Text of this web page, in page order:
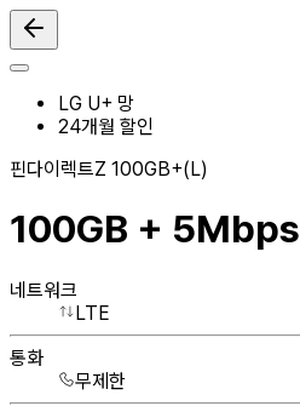
LG U+ 망
24개월 할인
핀다이렉트Z 100GB+(L)
100GB + 5Mbps
네트워크
LTE
통화
무제한